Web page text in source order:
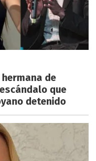
de
que
detenido